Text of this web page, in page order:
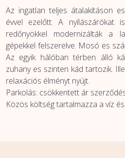
Az ingatlan teljes átalakításon
évvel ezelőtt. A nyílászárókat
redőnyökkel modernizálták a
gépekkel felszerelve. Mosó es
Az egyik hálóban térben álló
zuhany es szinten kád tartozik.
relaxációs élményt nyújt.
Parkolás: csökkentett ár
Közös költség tartalmazza a víz